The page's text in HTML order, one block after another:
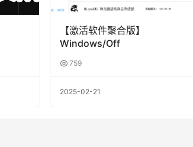
【激活软件聚合版】
Windows/Off
759
2025-02-21